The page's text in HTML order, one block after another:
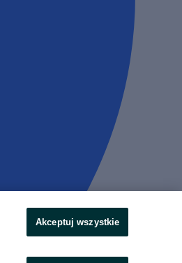
Akceptuj wszystkie